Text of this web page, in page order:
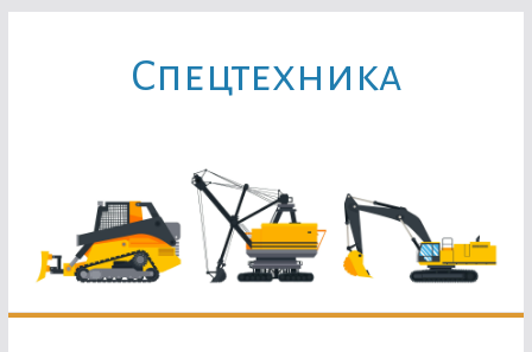
содержимомуCпецтехника